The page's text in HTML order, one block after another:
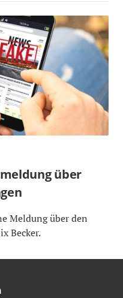
über
Meldung über den
Becker.